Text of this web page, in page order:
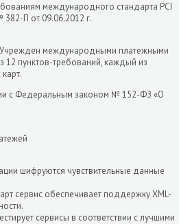
международного стандарта PCI
П от 09.06.2012 г.
Учрежден международными платежными
12 пунктов-требований, каждый из
с Федеральным законом № 152-ФЗ «О
шифруются чувствительные данные
сервис обеспечивает поддержку XML-
сервисы в соответствии с лучшими